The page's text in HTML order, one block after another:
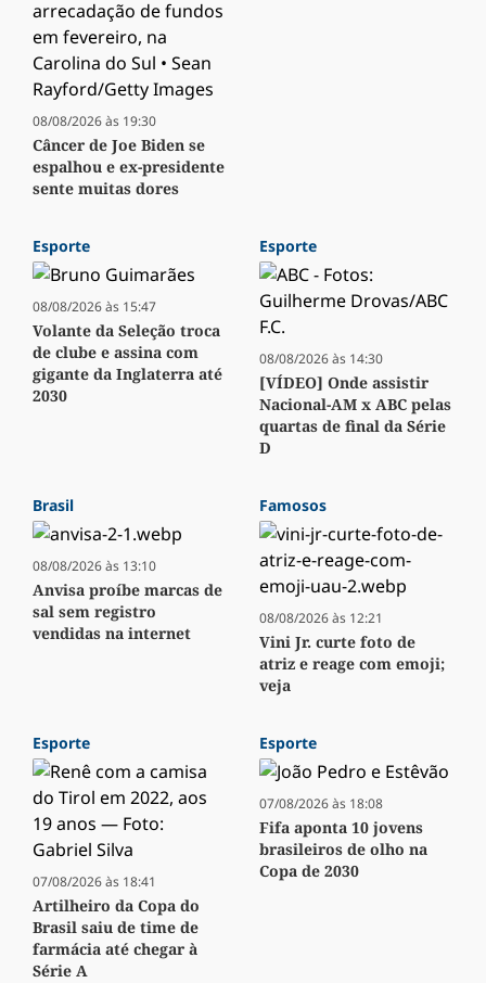
08/08/2026 às 19:30
Câncer de Joe Biden se
espalhou e ex-presidente
sente muitas dores
Esporte
08/08/2026 às 15:47
Volante da Seleção troca
de clube e assina com
gigante da Inglaterra até
2030
Esporte
08/08/2026 às 14:30
[VÍDEO] Onde assistir
Nacional-AM x ABC pelas
quartas de final da Série
D
Brasil
08/08/2026 às 13:10
Anvisa proíbe marcas de
sal sem registro
vendidas na internet
Famosos
08/08/2026 às 12:21
Vini Jr. curte foto de
atriz e reage com emoji;
veja
Esporte
07/08/2026 às 18:41
Artilheiro da Copa do
Brasil saiu de time de
farmácia até chegar à
Série A
Esporte
07/08/2026 às 18:08
Fifa aponta 10 jovens
brasileiros de olho na
Copa de 2030